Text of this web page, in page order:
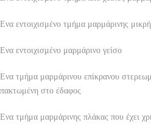
Ενα εντοιχισμένο τμήμα μαρμάρινης
Ενα εντοιχισμένο μαρμάρινο γείσο
Ενα τμήμα μαρμάρινου επίκρανου
πακτωμένη στο έδαφος
Ενα τμήμα μαρμάρινης πλάκας που έχει